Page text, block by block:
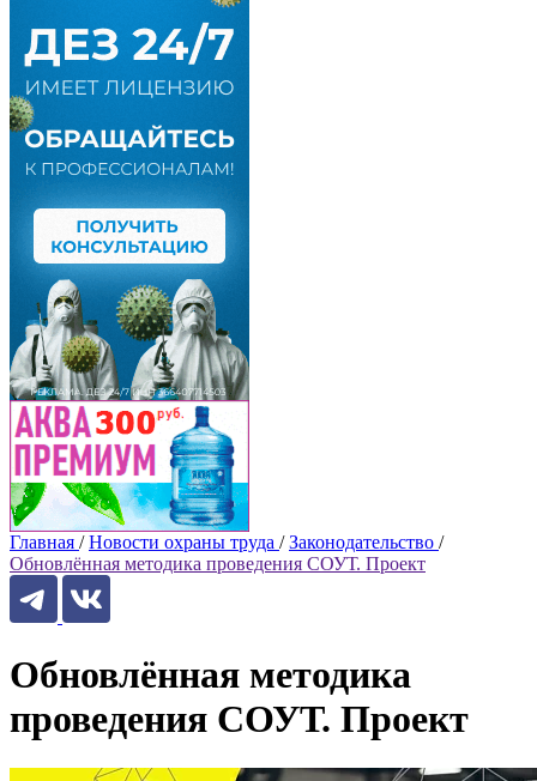
Главная / Новости охраны труда / Законодательство /
Обновлённая методика проведения СОУТ. Проект
Обновлённая методика
проведения СОУТ. Проект